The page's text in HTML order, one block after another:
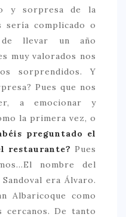
y sorpresa de la
sería complicado o
de llevar un año
muy valorados nos
sorprendidos. Y
Pues que nos
a emocionar y
la primera vez, o
preguntado el
restaurante? Pues
nombre del
era Álvaro.
Albaricoque como
De tanto